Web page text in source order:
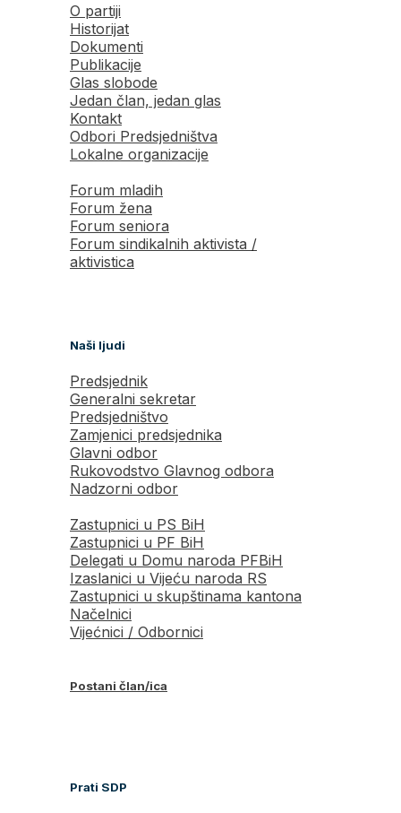
O partiji
Historijat
Dokumenti
Publikacije
Glas slobode
Jedan član, jedan glas
Kontakt
Odbori Predsjedništva
Lokalne organizacije
Forum mladih
Forum žena
Forum seniora
Forum sindikalnih aktivista /
aktivistica
Naši ljudi
Predsjednik
Generalni sekretar
Predsjedništvo
Zamjenici predsjednika
Glavni odbor
Rukovodstvo Glavnog odbora
Nadzorni odbor
Zastupnici u PS BiH
Zastupnici u PF BiH
Delegati u Domu naroda PFBiH
Izaslanici u Vijeću naroda RS
Zastupnici u skupštinama kantona
Načelnici
Vijećnici / Odbornici
Postani član/ica
Prati SDP